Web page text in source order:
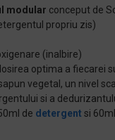
modular conceput de
propriu zis)
(inalbire)
optima a fiecarei
vegetal, un nivel
si a
de detergent si